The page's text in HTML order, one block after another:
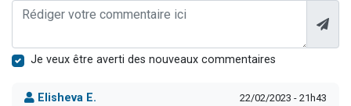
Je veux être averti des nouveaux commentaires
Elisheva E. 22/02/2023 - 21h43